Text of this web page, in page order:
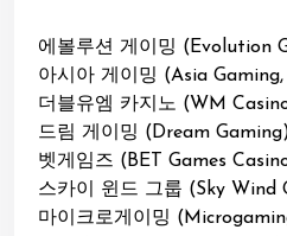
에볼루션 게이밍 (Evolution
아시아 게이밍 (Asia
더블유엠 카지노 (WM
드림 게이밍 (Dream
벳게임즈 (BET Games
스카이 윈드 그룹 (Sky Wind
마이크로게이밍